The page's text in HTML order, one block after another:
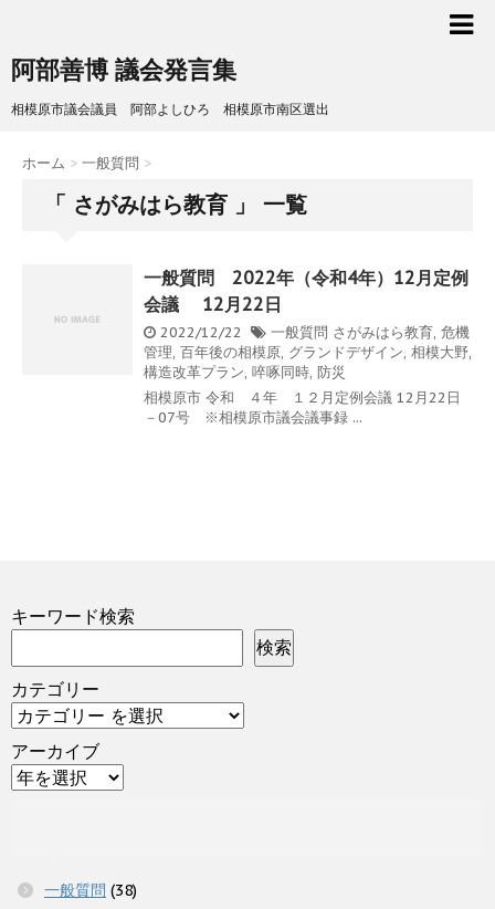
阿部善博 議会発言集
相模原市議会議員 阿部よしひろ 相模原市南区選出
ホーム > 一般質問 >
「 さがみはら教育 」 一覧
一般質問 2022年（令和4年）12月定例
会議 12月22日
2022/12/22 一般質問 さがみはら教育, 危機
管理, 百年後の相模原, グランドデザイン, 相模大野,
構造改革プラン, 啐啄同時, 防災
相模原市 令和 ４年 １２月定例会議 12月22日
－07号 ※相模原市議会議事録 ...
キーワード検索
検索
カテゴリー
アーカイブ
一般質問 (38)